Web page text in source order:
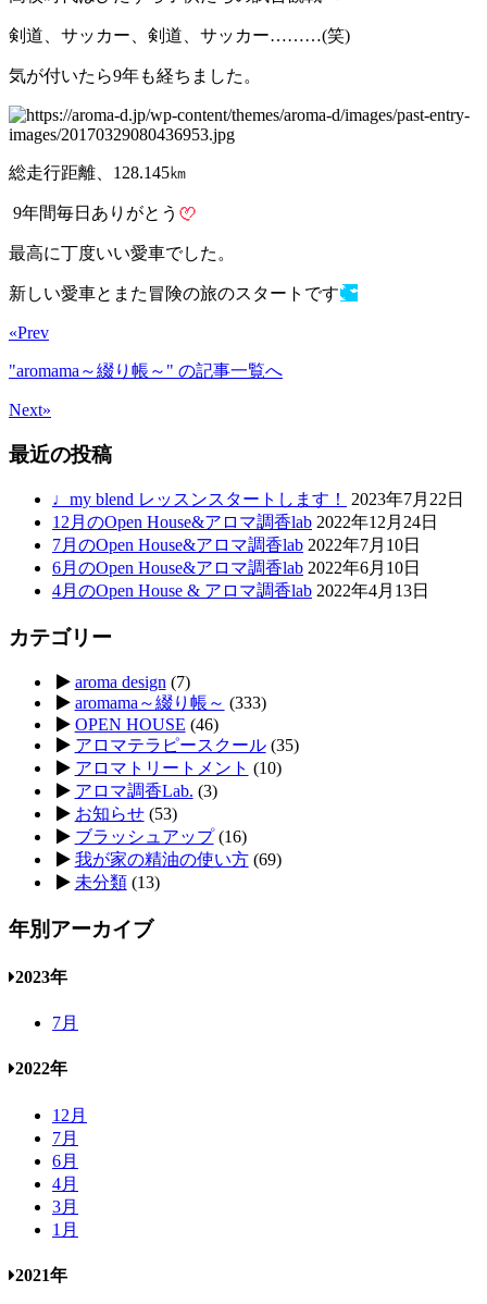
剣道、サッカー、剣道、サッカー………(笑)
気が付いたら9年も経ちました。
総走行距離、128.145㎞
9年間毎日ありがとう
最高に丁度いい愛車でした。
新しい愛車とまた冒険の旅のスタートです
«Prev
"aromama～綴り帳～" の記事一覧へ
Next»
最近の投稿
♩my blend レッスンスタートします！
2023年7月22日
12月のOpen House&アロマ調香lab 2022年12月24日
7月のOpen House&アロマ調香lab 2022年7月10日
6月のOpen House&アロマ調香lab 2022年6月10日
4月のOpen House & アロマ調香lab 2022年4月13日
カテゴリー
aroma design (7)
aromama～綴り帳～ (333)
OPEN HOUSE (46)
アロマテラピースクール(35)
アロマトリートメント (10)
アロマ調香Lab. (3)
お知らせ(53)
ブラッシュアップ(16)
我が家の精油の使い方(69)
未分類(13)
年別アーカイブ
2023年
7月
2022年
12月
7月
6月
4月
3月
1月
2021年